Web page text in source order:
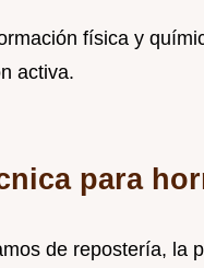
física y
activa.
para
de repostería, la